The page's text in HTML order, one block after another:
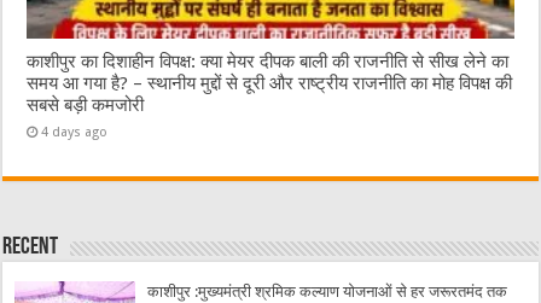
काशीपुर का दिशाहीन विपक्ष: क्या मेयर दीपक बाली की राजनीति से सीख लेने का
समय आ गया है? – स्थानीय मुद्दों से दूरी और राष्ट्रीय राजनीति का मोह विपक्ष की
सबसे बड़ी कमजोरी
4 days ago
Recent
काशीपुर :मुख्यमंत्री श्रमिक कल्याण योजनाओं से हर जरूरतमंद तक